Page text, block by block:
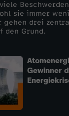
sie immer
gehen drei
den Grund.
Gewinner